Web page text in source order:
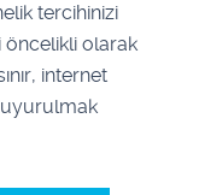
tercihinizi
öncelikli olarak
internet